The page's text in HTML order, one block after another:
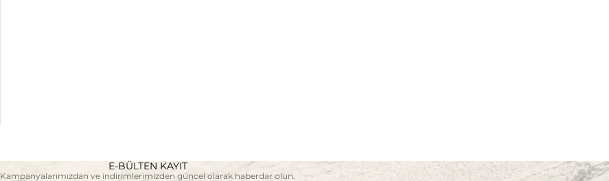
E-BÜLTEN KAYIT
Kampanyalarımızdan ve indirimlerimizden güncel olarak haberdar olun.